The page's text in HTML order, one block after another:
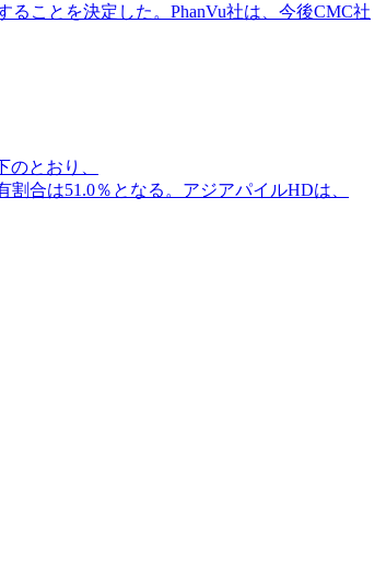
ことを決定した。PhanVu社は、今後CMC社
のとおり、
合は51.0％となる。アジアパイルHDは、